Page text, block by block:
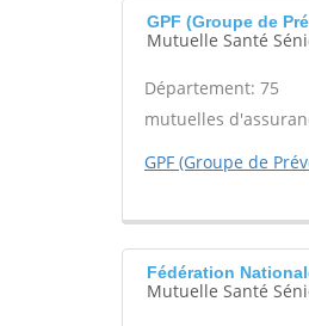
GPF (Groupe de
Mutuelle Santé
Département: 75
mutuelles
GPF (Groupe de
Fédération
Mutuelle Santé